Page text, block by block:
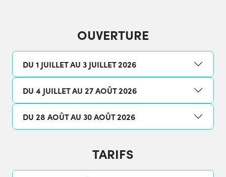
OUVERTURE
DU 1 JUILLET AU 3 JUILLET 2026
DU 4 JUILLET AU 27 AOÛT 2026
DU 28 AOÛT AU 30 AOÛT 2026
TARIFS